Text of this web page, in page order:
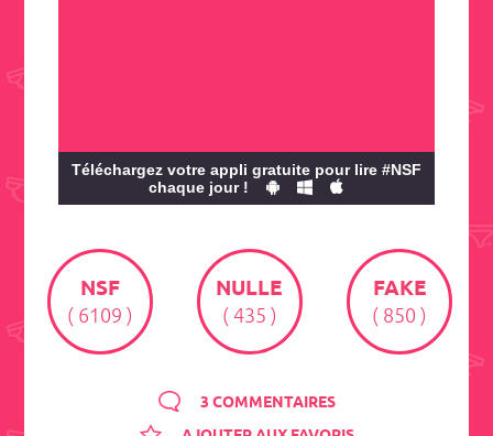
Téléchargez votre appli gratuite pour lire #NSF
chaque jour !
NSF
( 6109 )
NULLE
( 435 )
FAKE
( 850 )
3 COMMENTAIRES